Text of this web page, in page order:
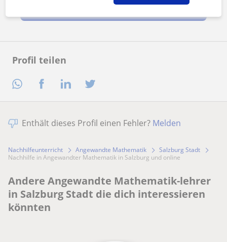
Profil teilen
Nachricht senden
Enthält dieses Profil einen Fehler? Melden
Nachhilfeunterricht Angewandte Mathematik
Salzburg Stadt
Nachhilfe in Angewandter Mathematik in Salzburg und online
Andere Angewandte Mathematik-lehrer
in Salzburg Stadt die dich interessieren
könnten